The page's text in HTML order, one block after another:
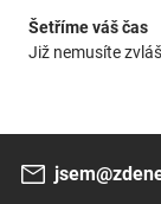
Šetříme váš čas
Již nemusíte